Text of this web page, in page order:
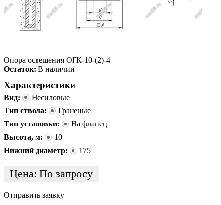
Опора освещения ОГК-10-(2)-4
Остаток: В наличии
Характеристики
Вид:
Несиловые
Тип ствола:
Граненые
Тип установки:
На фланец
Высота, м:
10
Нижний диаметр:
175
Цена: По запросу
Отправить заявку